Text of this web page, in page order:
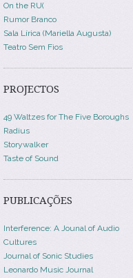
On the RU(
Rumor Branco
Sala Lírica (Mariella Augusta)
Teatro Sem Fios
PROJECTOS
49 Waltzes for The Five Boroughs
Radius
Storywalker
Taste of Sound
PUBLICAÇÕES
Interference: A Jounal of Audio
Cultures
Journal of Sonic Studies
Leonardo Music Journal